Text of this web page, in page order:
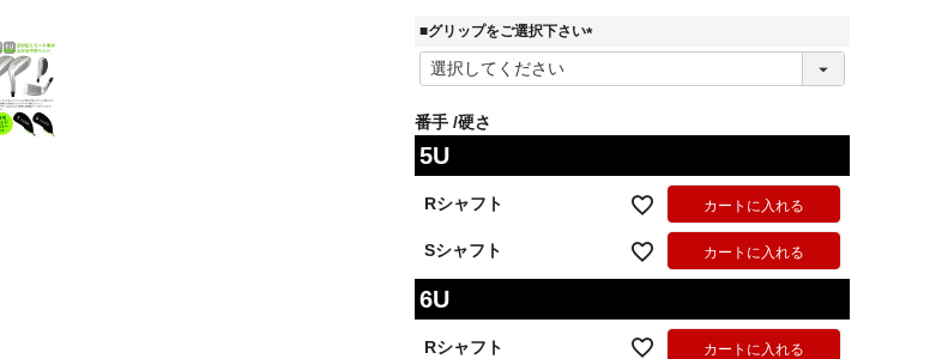
■グリップをご選択下さい
(
番手 硬さ
5U
Rシャフト カートに入れる
Sシャフト カートに入れる
6U
Rシャフト カートに入れる